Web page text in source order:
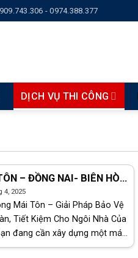
- 0974.388.377
DỊCH VỤ THI CÔNG
– ĐỒNG NAI- BIÊN HÒA
RẺ ĐT 0909743306
4, 2025
Mái Tôn – Giải Pháp Bảo Vệ
Tiết Kiệm Cho Ngôi Nhà Của
đang cần xây dựng một mái
công trình của mình tại